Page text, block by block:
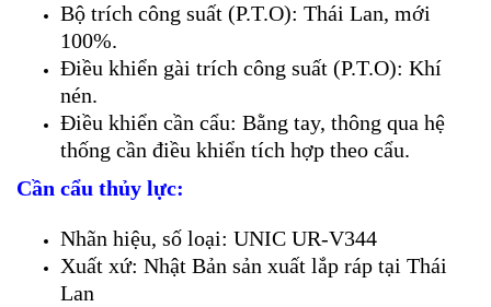
Bộ trích công suất (P.T.O): Thái Lan, mới
100%.
Điều khiển gài trích công suất (P.T.O): Khí
nén.
Điều khiển cần cẩu: Bằng tay, thông qua hệ
thống cần điều khiển tích hợp theo cẩu.
Cần cẩu thủy lực:
Nhãn hiệu, số loại: UNIC UR-V344
Xuất xứ: Nhật Bản sản xuất lắp ráp tại Thái
Lan